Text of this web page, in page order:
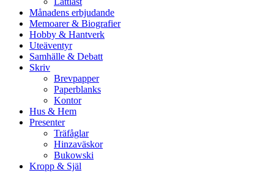
Månadens erbjudande
Memoarer & Biografier
Hobby & Hantverk
Uteäventyr
Samhälle & Debatt
Skriv
Brevpapper
Paperblanks
Kontor
Hus & Hem
Presenter
Träfåglar
Hinzaväskor
Bukowski
Kropp & Själ